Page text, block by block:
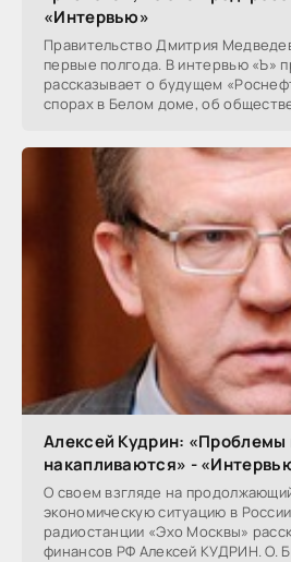
«Интервью»
Правительство Дмитрия
первые полгода. В интервью «Ъ»
рассказывает о будущем
спорах в Белом доме, об
Алексей Кудрин:
накапливаются» -
О своем взгляде на
экономическую ситуацию в
радиостанции «Эхо Москвы»
финансов РФ Алексей КУДРИН. О.